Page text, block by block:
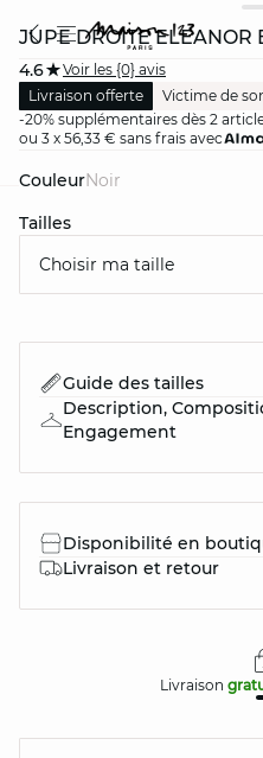
JUPE DROITE ELEANOR
4.6
Voir les {0} avis
Livraison offerte
Victime de
-20% supplémentaires dès 2
ou 3 x 56,33 € sans frais avec
Couleur
noir
Tailles
Choisir ma taille
Guide des tailles
Description,
Engagement
Disponibilité en
Livraison et retour
Livraison